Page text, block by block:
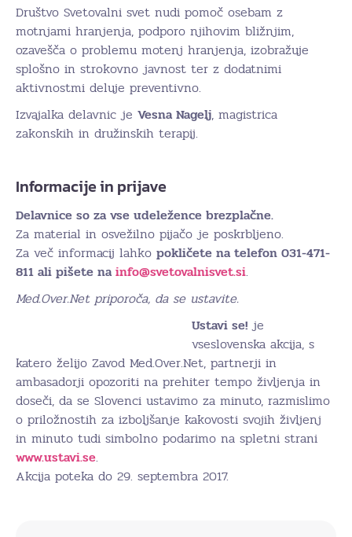
Društvo Svetovalni svet nudi pomoč osebam z
motnjami hranjenja, podporo njihovim bližnjim,
ozavešča o problemu motenj hranjenja, izobražuje
splošno in strokovno javnost ter z dodatnimi
aktivnostmi deluje preventivno.
Izvajalka delavnic je Vesna Nagelj, magistrica
zakonskih in družinskih terapij.
Informacije in prijave
Delavnice so za vse udeležence brezplačne.
Za material in osvežilno pijačo je poskrbljeno.
Za več informacij lahko pokličete na telefon 031-471-
811 ali pišete na info@svetovalnisvet.si.
Med.Over.Net priporoča, da se ustavite.
Ustavi se! je
vseslovenska akcija, s
katero želijo Zavod Med.Over.Net, partnerji in
ambasadorji opozoriti na prehiter tempo življenja in
doseči, da se Slovenci ustavimo za minuto, razmislimo
o priložnostih za izboljšanje kakovosti svojih življenj
in minuto tudi simbolno podarimo na spletni strani
www.ustavi.se.
Akcija poteka do 29. septembra 2017.